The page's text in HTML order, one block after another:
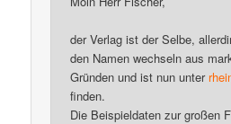
der Verlag ist der Selbe,
den Namen wechseln aus
Gründen und ist nun unter
finden.
Die Beispieldaten zur großen